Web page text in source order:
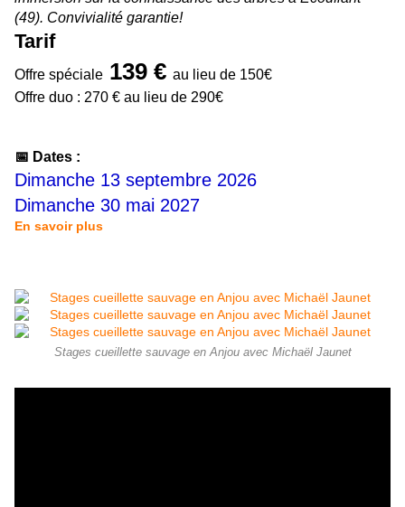
(49). Convivialité garantie!
Tarif
Offre spéciale 139 € au lieu de 150€
Offre duo : 270 € au lieu de 290€
📅 Dates :
Dimanche 13 septembre 2026
Dimanche 30 mai 2027
En savoir plus
Stages cueillette sauvage en Anjou avec Michaël Jaunet